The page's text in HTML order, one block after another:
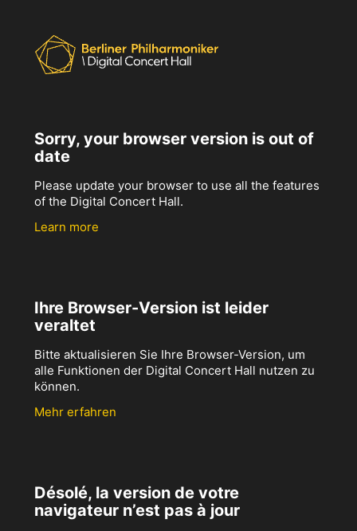
Sorry, your browser version is out of
date
Please update your browser to use all the features
of the Digital Concert Hall.
Learn more
Ihre Browser-Version ist leider
veraltet
Bitte aktualisieren Sie Ihre Browser-Version, um
alle Funktionen der Digital Concert Hall nutzen zu
können.
Mehr erfahren
Désolé, la version de votre
navigateur n’est pas à jour